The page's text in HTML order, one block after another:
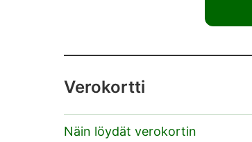
Verokortti
Näin löydät verokortin